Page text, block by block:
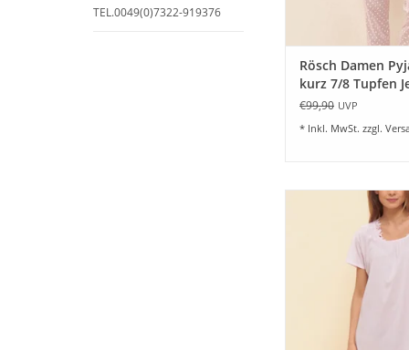
TEL.0049(0)7322-919376
Rösch Damen
kurz 7/8 Tupfen
rosewood 100%
€99,90 UVP
* Inkl. MwSt. zzgl.
Damen Nachthemd
Damen aus
Jersey. 100%
rose. Ein
angenehmem
Größe 36 - 48
ZUM WARENKORB